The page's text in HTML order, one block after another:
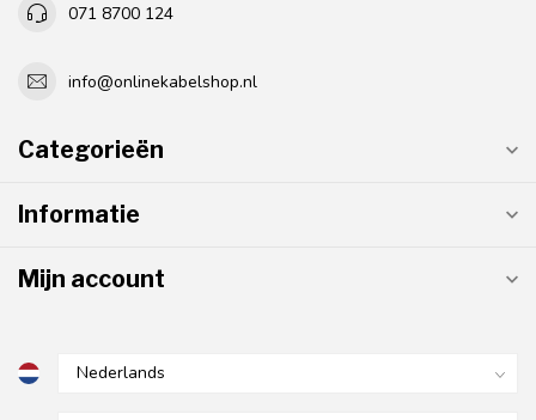
071 8700 124
info@onlinekabelshop.nl
Categorieën
Informatie
Mijn account